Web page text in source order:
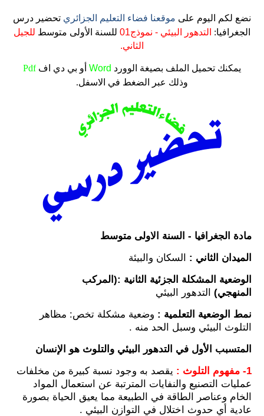
نضع لكم اليوم على موقعنا فضاء التعليم الجزائري تحضير درس
الجغرافيا: التدهور البيئي - نموذج01 للسنة الأولى متوسط للجيل
الثاني.
يمكنك تحميل الملف بصيغة الوورد Word أو بي دي اف Pdf
وذلك عبر الضغط في الاسفل.
مادة الجغرافيا - السنة الاولى متوسط
الميدان الثاني : السكان والبيئة
الوضعية المشكلة الجزئية الثانية :(المركب
المنهجي) التدهور البيئي
نمط الوضعية التعلمية : وضعية مشكلة تخص: مظاهر
التلوث البيئي وسبل الحد منه .
المتسبب الأول في التدهور البيئي والتلوث هو الإنسان
1- مفهوم التلوث :
يقصد به وجود نسبة كبيرة من مخلفات
عمليات التصنيع والنفايات المترتبة عن استعمال المواد
الخام وعناصر الطاقة في الطبيعة مما يعيق الحياة بصورة
عادية أي حدوث اختلال في التوازن البيئي .